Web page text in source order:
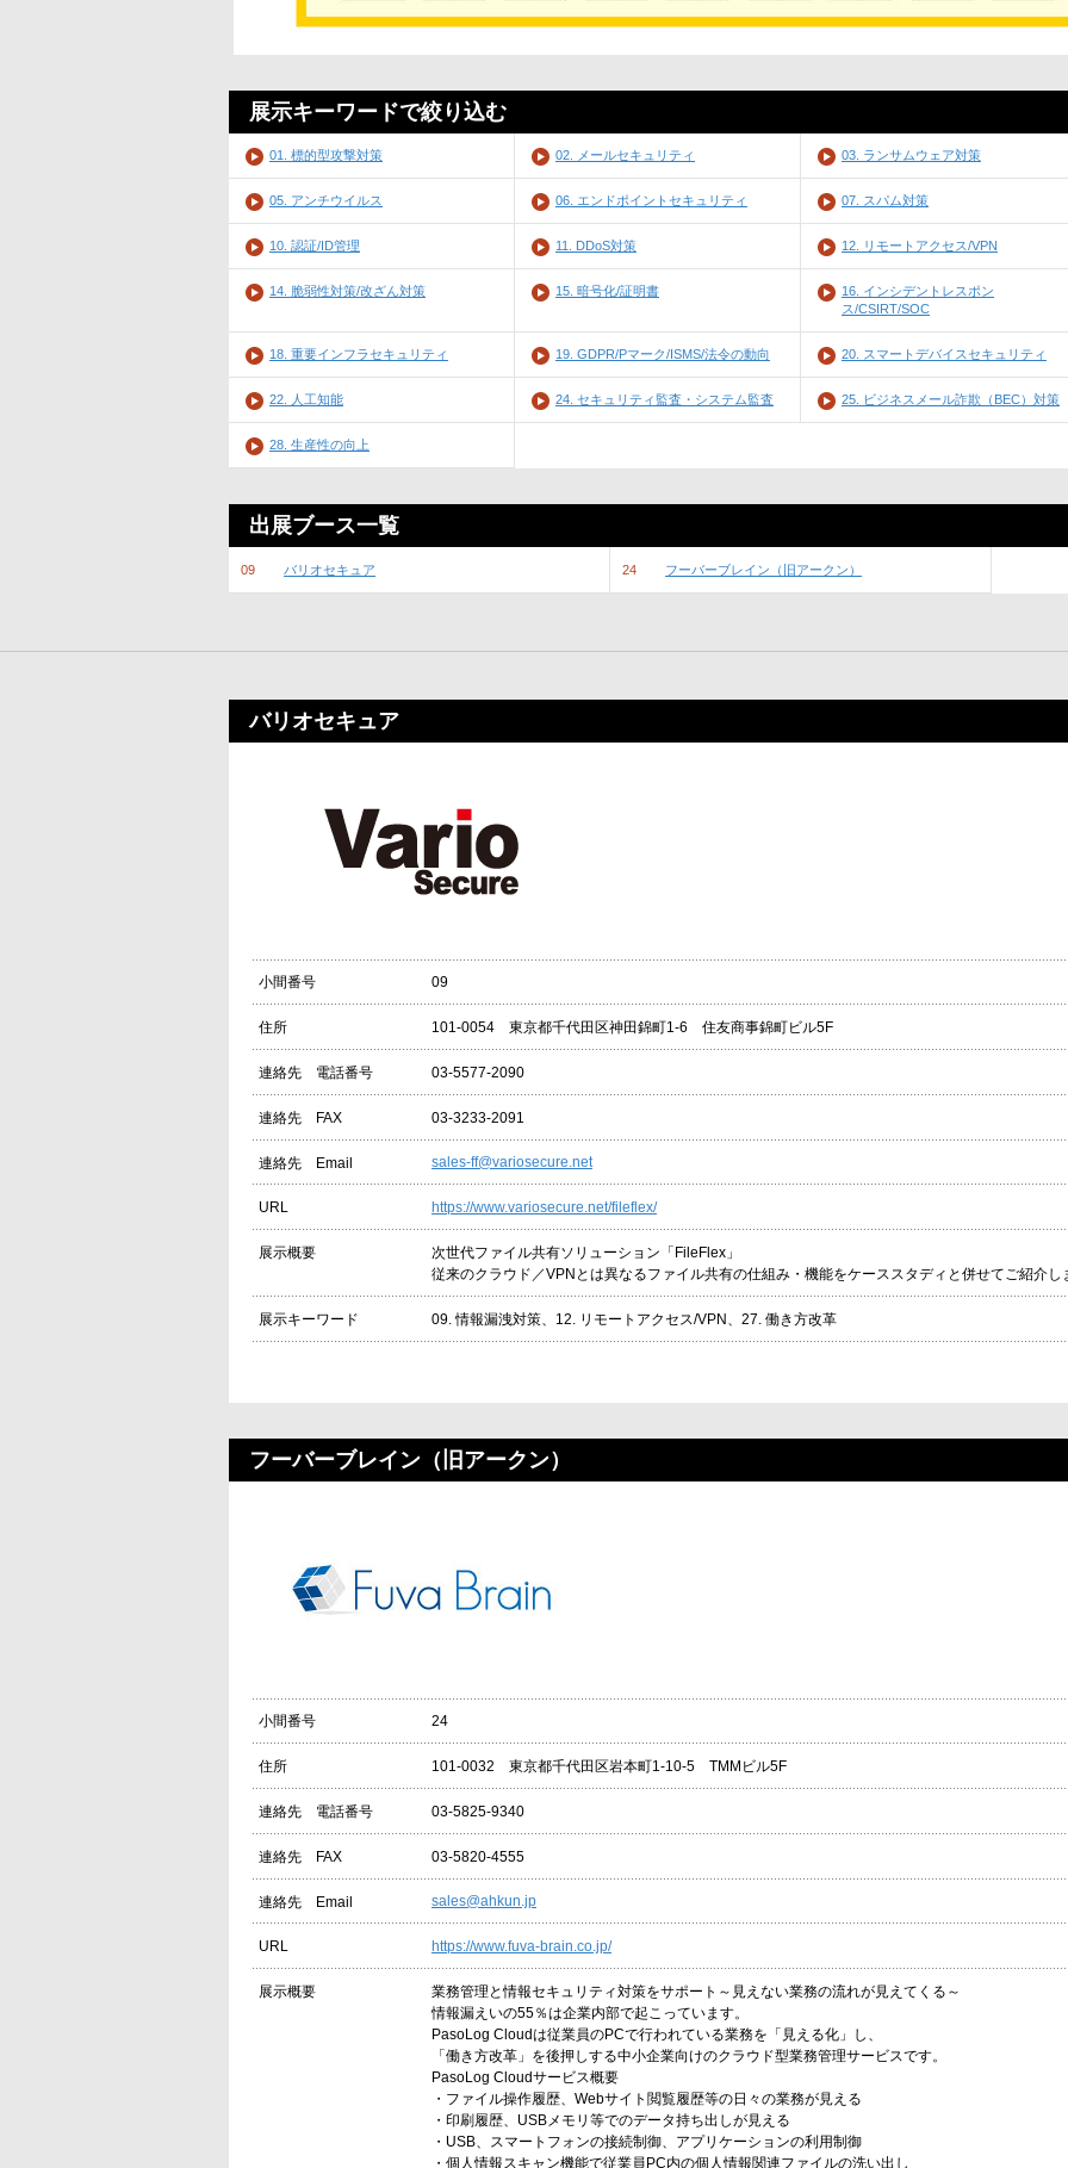
展示キーワードで絞り込む
01. 標的型攻撃対策 02. メールセキュリティ 03. ランサムウェア対策
05. アンチウイルス 06. エンドポイントセキュリティ 07. スパム対策
10. 認証/ID管理 11. DDoS対策 12. リモートアクセス/VPN
14. 脆弱性対策/改ざん対策 15. 暗号化/証明書
16. インシデントレスポン
ス/CSIRT/SOC
18. 重要インフラセキュリティ 19. GDPR/Pマーク/ISMS/法令の動向 20. スマートデバイスセキュリティ
22. 人工知能 24. セキュリティ監査・システム監査 25. ビジネスメール詐欺（BEC）対策
28. 生産性の向上
出展ブース一覧
09 バリオセキュア 24 フーバーブレイン（旧アークン）
バリオセキュア
小間番号 09
住所 101-0054 東京都千代田区神田錦町1-6 住友商事錦町ビル5F
連絡先 電話番号 03-5577-2090
連絡先 FAX 03-3233-2091
連絡先 Email sales-ff@variosecure.net
URL https://www.variosecure.net/fileflex/
展示概要
次世代ファイル共有ソリューション「FileFlex」
従来のクラウド／VPNとは異なるファイル共有の仕組み・機能をケーススタディと併せてご紹介し
展示キーワード 09. 情報漏洩対策、12. リモートアクセス/VPN、27. 働き方改革
フーバーブレイン（旧アークン）
小間番号 24
住所 101-0032 東京都千代田区岩本町1-10-5 TMMビル5F
連絡先 電話番号 03-5825-9340
連絡先 FAX 03-5820-4555
連絡先 Email sales@ahkun.jp
URL https://www.fuva-brain.co.jp/
展示概要
業務管理と情報セキュリティ対策をサポート～見えない業務の流れが見えてくる～
情報漏えいの55％は企業内部で起こっています。
PasoLog Cloudは従業員のPCで行われている業務を「見える化」し、
「働き方改革」を後押しする中小企業向けのクラウド型業務管理サービスです。
PasoLog Cloudサービス概要
・ファイル操作履歴、Webサイト閲覧履歴等の日々の業務が見える
・印刷履歴、USBメモリ等でのデータ持ち出しが見える
・USB、スマートフォンの接続制御、アプリケーションの利用制御
・個人情報スキャン機能で従業員PC内の個人情報関連ファイルの洗い出し